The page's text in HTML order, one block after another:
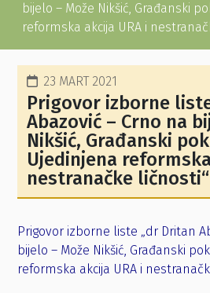
bijelo – Može Nikšić, Građanski
reformska akcija URA i
23 MART 2021
Prigovor izborne
Abazović – Crno na
Nikšić, Građanski
Ujedinjena
nestranačke ličnosti“
Prigovor izborne liste „dr Dritan
bijelo – Može Nikšić, Građanski
reformska akcija URA i